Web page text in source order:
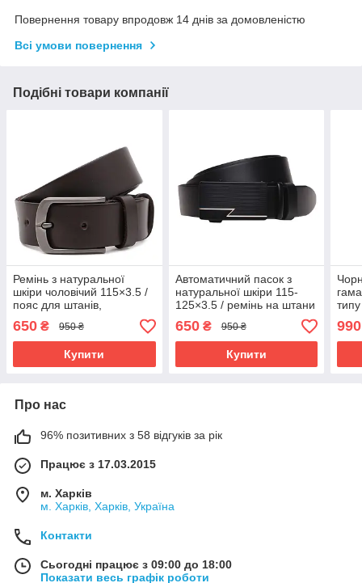
Повернення товару впродовж 14 днів за домовленістю
Всі умови повернення
Подібні товари компанії
Ремінь з натуральної
шкіри чоловічий 115×3.5 /
пояс для штанів,
коричневий
650 ₴ 950 ₴
Купити
Автоматичний пасок з
натуральної шкіри 115-
125×3.5 / ремінь на штани
для чоловіка, чорний
650₴ 950 ₴
Купити
на
MC-
990
Про нас
96% позитивних з 58 відгуків за рік
Працює з 17.03.2015
м. Харків
м. Харків, Харків, Україна
Контакти
Сьогодні працює з 09:00 до 18:00
Показати весь графік роботи